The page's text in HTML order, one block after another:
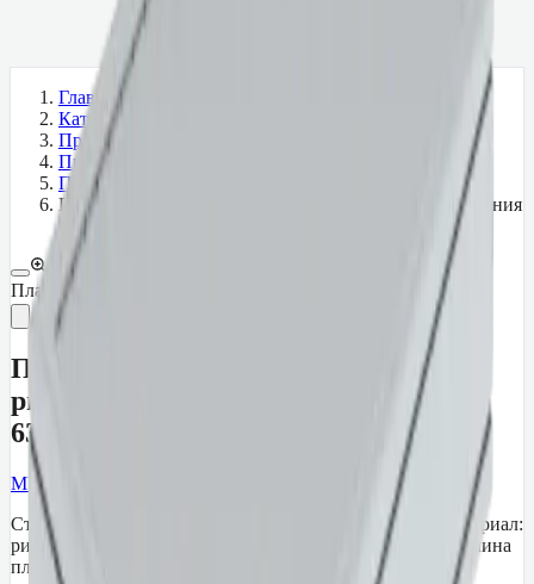
Главная›
Каталог
Проходные и перильные системы
Проходные системы модульной конструкции
Платформы проходных систем
Платформа проходной системы из рифленого алюминия
1260 мм Munk 632101
Платформы проходных систем
Платформа проходной системы из
рифленого алюминия 1260 мм Munk
632101
MUNK
Страна производитель: Германия; Артикул: 332101; Материал:
рифленый алюминий; Класс противоскольжения: R 9; Длина
платформы: 1260 мм; Ширина платформы: 850 мм